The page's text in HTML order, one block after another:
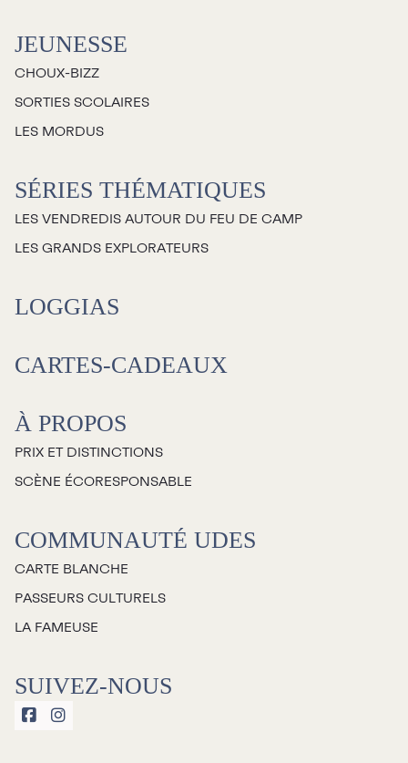
espaces
Loggias
Stationnement
Nous joindre
Emplois
Galerie d’art Antoine-
Sirois
JEUNESSE
CHOUX-BIZZ
SORTIES SCOLAIRES
LES MORDUS
SÉRIES THÉMATIQUES
LES VENDREDIS AUTOUR DU FEU DE CAMP
LES GRANDS EXPLORATEURS
LOGGIAS
CARTES-CADEAUX
À PROPOS
PRIX ET DISTINCTIONS
SCÈNE ÉCORESPONSABLE
COMMUNAUTÉ UDES
CARTE BLANCHE
PASSEURS CULTURELS
LA FAMEUSE
SUIVEZ-NOUS
 